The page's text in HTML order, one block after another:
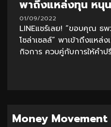
พาถึงแหล่งทุน หนุ
01/09/2022
LINEแชร์เลย! “ขอบคุณ ธ
โซล่าเซลล์” พาเข้าถึงแหล่
กิจการ ควบคู่กับการให้คำป
Money Movement